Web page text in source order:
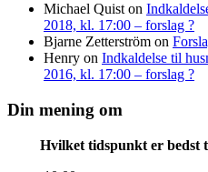
Michael Quist on
2018, kl. 17:00 – forslag ?
Bjarne Zetterström on
Henry on Indkaldelse til
2016, kl. 17:00 – forslag ?
Din mening om
Hvilket tidspunkt er bedst